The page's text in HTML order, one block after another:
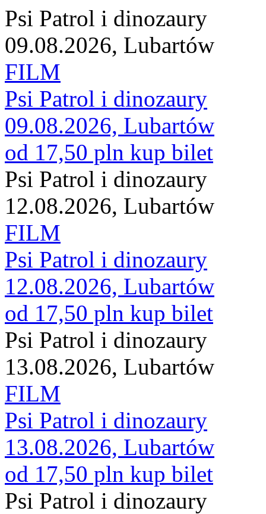
Psi Patrol i dinozaury
09.08.2026, Lubartów
FILM
Psi Patrol i dinozaury
09.08.2026, Lubartów
od 17,50 pln kup bilet
Psi Patrol i dinozaury
12.08.2026, Lubartów
FILM
Psi Patrol i dinozaury
12.08.2026, Lubartów
od 17,50 pln kup bilet
Psi Patrol i dinozaury
13.08.2026, Lubartów
FILM
Psi Patrol i dinozaury
13.08.2026, Lubartów
od 17,50 pln kup bilet
Psi Patrol i dinozaury